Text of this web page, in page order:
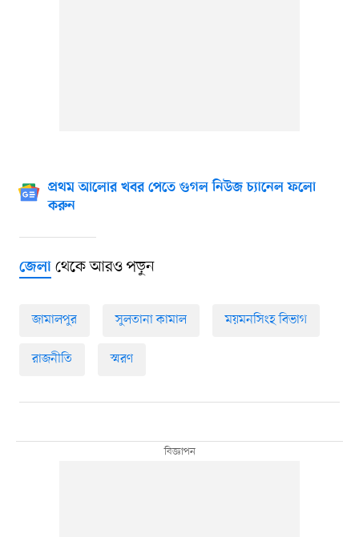
প্রথম আলোর খবর পেতে গুগল নিউজ চ্যানেল ফলো
করুন
জেলাথেকে আরও পড়ুন
জামালপুর সুলতানা কামাল ময়মনসিংহ বিভাগ
রাজনীতি স্মরণ